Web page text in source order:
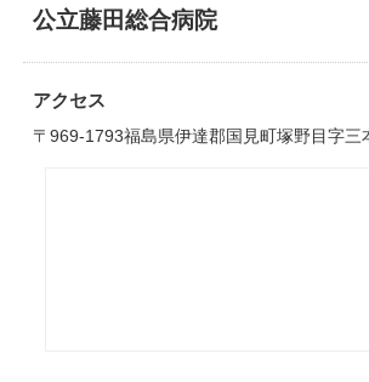
公立藤田総合病院
アクセス
〒969-1793福島県伊達郡国見町塚野目字三